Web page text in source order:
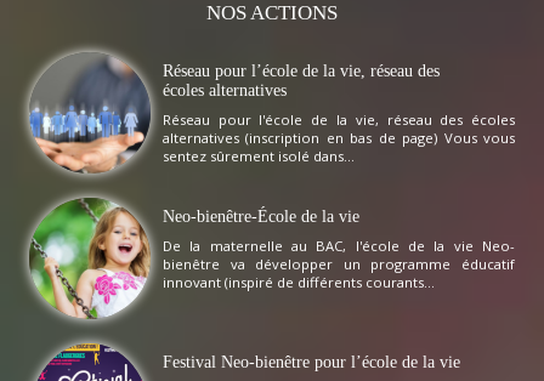
NOSACTIONS
Réseau pour l’école de la vie, réseau des
écoles alternatives
Réseau pour l'école de la vie, réseau des écoles
alternatives (inscription en bas de page) Vous vous
sentez sûrement isolé dans...
Neo-bienêtre-École de la vie
De la maternelle au BAC, l'école de la vie Neo-
bienêtre va développer un programme éducatif
innovant (inspiré de différents courants...
Festival Neo-bienêtre pour l’école de la vie